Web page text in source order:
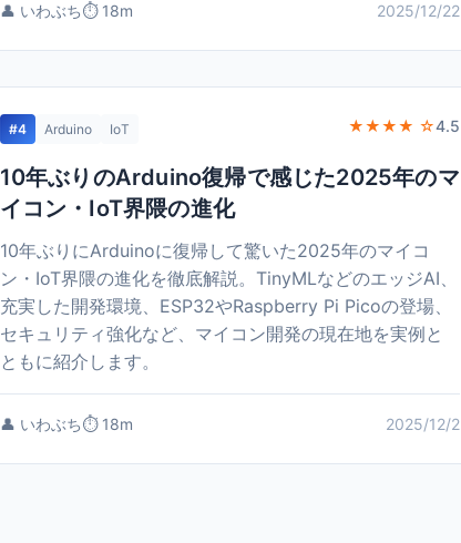
👤 いわぶち⏱️ 18m 2025/12/22
#4 Arduino IoT ★★★★ ☆4.5
10年ぶりのArduino復帰で感じた2025年のマ
イコン・IoT界隈の進化
10年ぶりにArduinoに復帰して驚いた2025年のマイコ
ン・IoT界隈の進化を徹底解説。TinyMLなどのエッジAI、
充実した開発環境、ESP32やRaspberry Pi Picoの登場、
セキュリティ強化など、マイコン開発の現在地を実例と
ともに紹介します。
👤 いわぶち⏱️ 18m 2025/12/2